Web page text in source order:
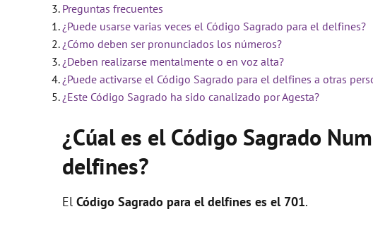
i
d
Preguntas frecuentes
¿Puede usarse varias veces el Código Sagrado para el delfines?
¿Cómo deben ser pronunciados los números?
¿Deben realizarse mentalmente o en voz alta?
¿Puede activarse el Código Sagrado para el delfines a otras
¿Este Código Sagrado ha sido canalizado por Agesta?
¿Cúal es el Código Sagrado
delfines?
El Código Sagrado para el delfines es el 701.